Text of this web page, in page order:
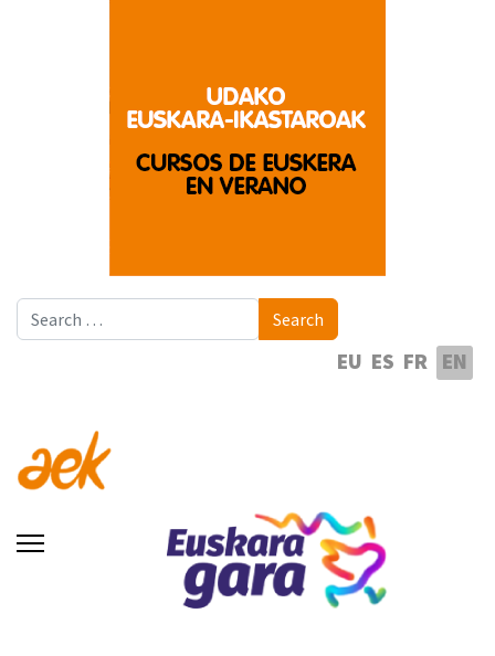
Search Search
EU ES FR EN